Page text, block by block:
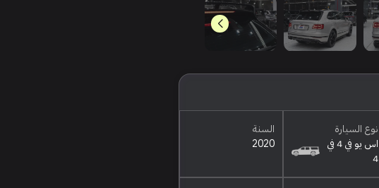
نوع السيارة
اس يو في 4 في
4
السنة
2020